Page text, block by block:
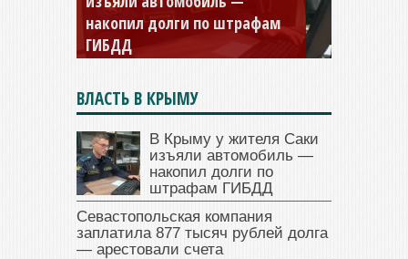
заплатила 877 тысяч рублей
долга — арестовали счета
ВЛАСТЬ В КРЫМУ
В Крыму у жителя Саки
изъяли автомобиль —
накопил долги по
штрафам ГИБДД
Севастопольская компания
заплатила 877 тысяч рублей долга
— арестовали счета